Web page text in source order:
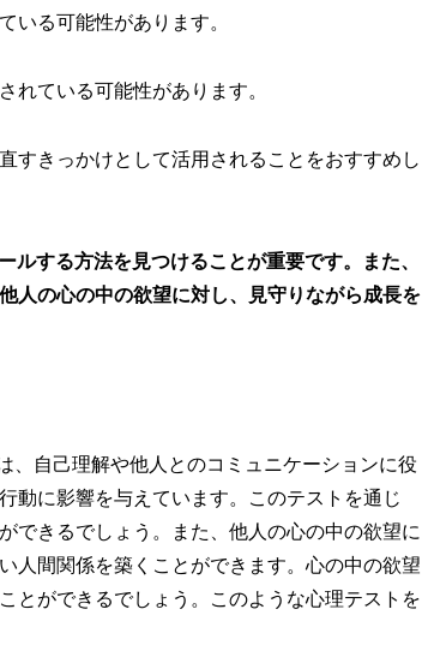
いる可能性があります。
れている可能性があります。
すきっかけとして活用されることをおすすめし
する方法を見つけることが重要です。また、
人の心の中の欲望に対し、見守りながら成長を
、自己理解や他人とのコミュニケーションに役
動に影響を与えています。このテストを通じ
できるでしょう。また、他人の心の中の欲望に
人間関係を築くことができます。心の中の欲望
とができるでしょう。このような心理テストを